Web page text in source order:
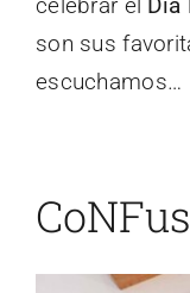
son sus
escuchamos…